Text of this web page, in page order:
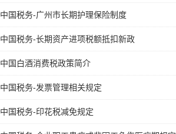
中国税务-广州市长期护理保险制度
中国税务-长期资产进项税额抵扣新政
中国白酒消费税政策简介
中国税务-发票管理相关规定
中国税务-印花税减免规定